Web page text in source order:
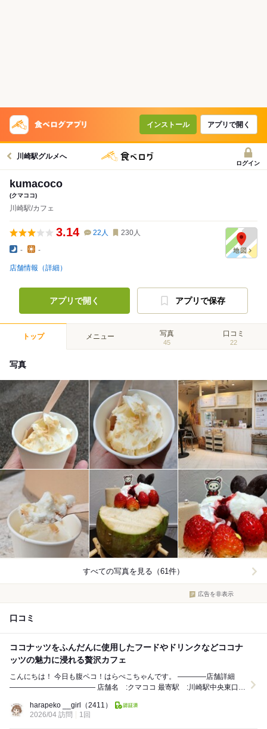
インストール アプリで開く
川崎駅グルメへ
ログイン
kumacoco
(クマココ)
川崎駅/カフェ
3.14 22 人 230人
- -
店舗情報（詳細）
アプリで開く アプリで保存
トップ メニュー 写真
45
口コミ
22
写真
すべての写真を見る（61件）
広告を非表示
口コミ
ココナッツをふんだんに使用したフードやドリンクなどココナ
ッツの魅力に浸れる贅沢カフェ
こんにちは！ 今日も腹ペコ！はらぺこちゃんです。 ————店舗詳細
———————————— 店舗名 :クマココ 最寄駅 :川崎駅中央東口よ
harapeko __girl
（2411）
2026/04 訪問
1回